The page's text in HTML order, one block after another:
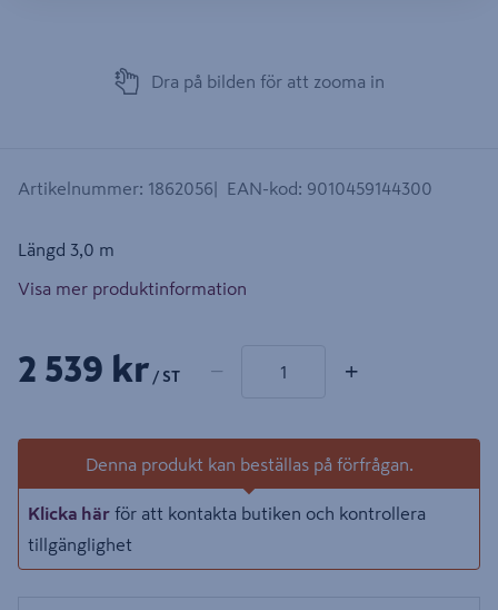
Dra på bilden för att zooma in
Artikelnummer: 1862056 EAN-kod: 9010459144300
Längd 3,0 m
Visa mer produktinformation
2 539 kr / ST − +
Denna produkt kan beställas på förfrågan.
Klicka här för att kontakta butiken och kontrollera
tillgänglighet